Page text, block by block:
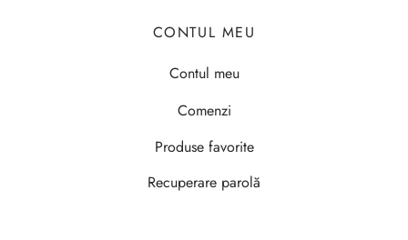
CONTUL MEU
Contul meu
Comenzi
Produse favorite
Recuperare parolă